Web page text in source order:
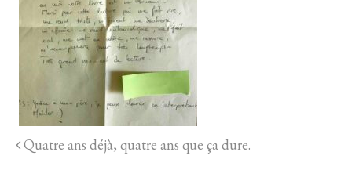
Quatre ans déjà, quatre ans que ça dure.